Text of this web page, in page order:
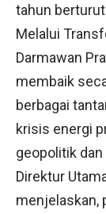
tahun
Melalui
Darmawan
membaik
berbagai
krisis energi
geopolitik
Direktur
menjelaskan,